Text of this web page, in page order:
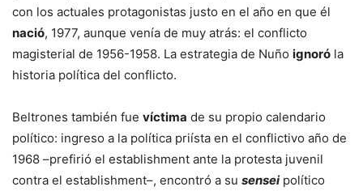
con los actuales protagonistas justo en el año en que él
nació, 1977, aunque venía de muy atrás: el conflicto
magisterial de 1956-1958. La estrategia de Nuño ignoró la
historia política del conflicto.
Beltrones también fue víctima de su propio calendario
político: ingreso a la política priísta en el conflictivo año de
1968 –prefirió el establishment ante la protesta juvenil
contra el establishment–, encontró a su senseipolítico